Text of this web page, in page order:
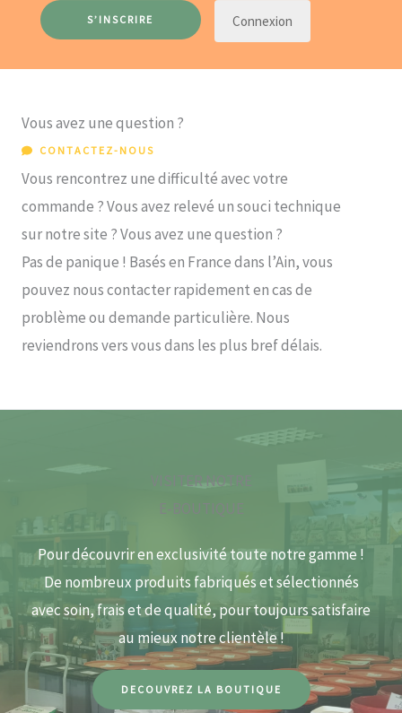
Connexion
Vous avez une question ?
CONTACTEZ-NOUS
Vous rencontrez une difficulté avec votre
commande ? Vous avez relevé un souci technique
sur notre site ? Vous avez une question ?
Pas de panique ! Basés en France dans l’Ain, vous
pouvez nous contacter rapidement en cas de
problème ou demande particulière. Nous
reviendrons vers vous dans les plus bref délais.
VISITER NOTRE
E-BOUTIQUE
Pour découvrir en exclusivité toute notre gamme !
De nombreux produits fabriqués et sélectionnés
avec soin, frais et de qualité, pour toujours satisfaire
au mieux notre clientèle !
DECOUVREZ LA BOUTIQUE